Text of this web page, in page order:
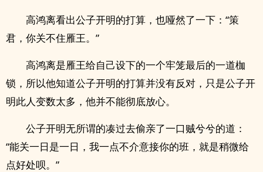
高鸿离看出公子开明的打算，也哑然了一下：“策
君，你关不住雁王。”
高鸿离是雁王给自己设下的一个牢笼最后的一道枷
锁，所以他知道公子开明的打算并没有反对，只是公子开
明此人变数太多，他并不能彻底放心。
公子开明无所谓的凑过去偷亲了一口贼兮兮的道：
“能关一日是一日，我一点不介意接你的班，就是稍微给
点好处呗。”